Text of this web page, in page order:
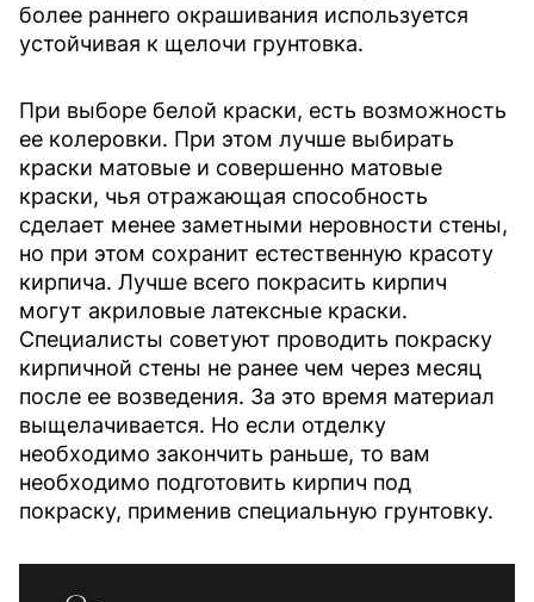
более раннего окрашивания используется
устойчивая к щелочи грунтовка.
При выборе белой краски, есть возможность
ее колеровки. При этом лучше выбирать
краски матовые и совершенно матовые
краски, чья отражающая способность
сделает менее заметными неровности стены,
но при этом сохранит естественную красоту
кирпича. Лучше всего покрасить кирпич
могут акриловые латексные краски.
Специалисты советуют проводить покраску
кирпичной стены не ранее чем через месяц
после ее возведения. За это время материал
выщелачивается. Но если отделку
необходимо закончить раньше, то вам
необходимо подготовить кирпич под
покраску, применив специальную грунтовку.